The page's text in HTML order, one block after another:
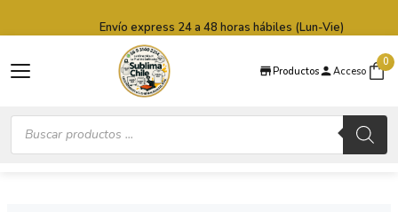
Productos Acceso
0
Búsqueda
productos
Envío express 24 a 48 horas hábiles (Lun-Vie)